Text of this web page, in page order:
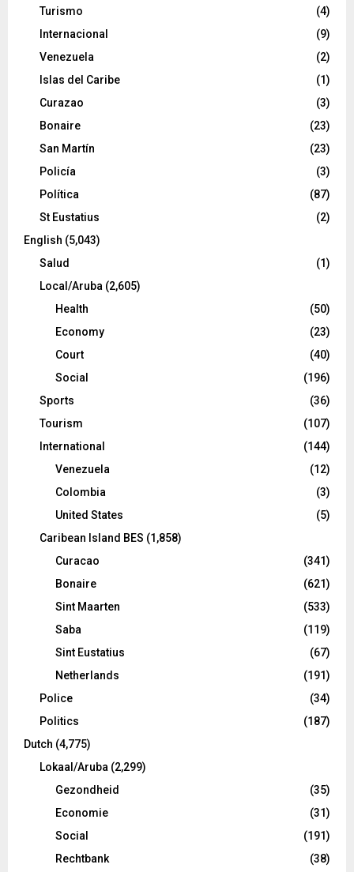
Turismo
(4)
Internacional
(9)
Venezuela
(2)
Islas del Caribe
(1)
Curazao
(3)
Bonaire
(23)
San Martín
(23)
Policía
(3)
Política
(87)
St Eustatius
(2)
English (5,043)
Salud
(1)
Local/Aruba (2,605)
Health
(50)
Economy
(23)
Court
(40)
Social
(196)
Sports
(36)
Tourism
(107)
International
(144)
Venezuela
(12)
Colombia
(3)
United States
(5)
Caribean Island BES (1,858)
Curacao
(341)
Bonaire
(621)
Sint Maarten
(533)
Saba
(119)
Sint Eustatius
(67)
Netherlands
(191)
Police
(34)
Politics
(187)
Dutch (4,775)
Lokaal/Aruba (2,299)
Gezondheid
(35)
Economie
(31)
Social
(191)
Rechtbank
(38)